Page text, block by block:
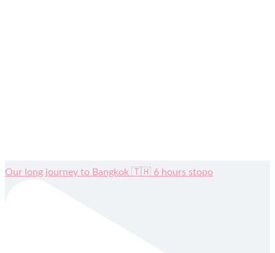
Our long journey to Bangkok 🇹🇭 6 hours stopo